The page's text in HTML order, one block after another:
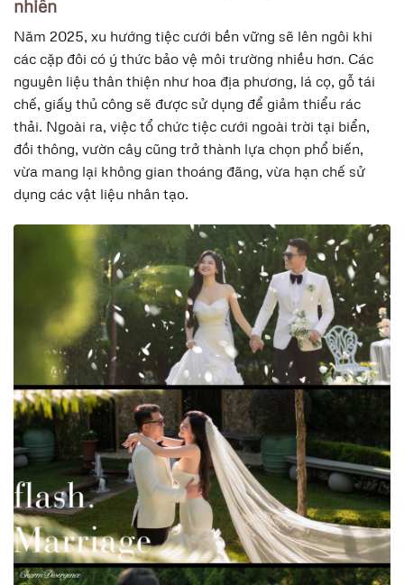
nhiên
Năm 2025, xu hướng tiệc cưới bền vững sẽ lên ngôi khi
các cặp đôi có ý thức bảo vệ môi trường nhiều hơn. Các
nguyên liệu thân thiện như hoa địa phương, lá cọ, gỗ tái
chế, giấy thủ công sẽ được sử dụng để giảm thiểu rác
thải. Ngoài ra, việc tổ chức tiệc cưới ngoài trời tại biển,
đồi thông, vườn cây cũng trở thành lựa chọn phổ biến,
vừa mang lại không gian thoáng đãng, vừa hạn chế sử
dụng các vật liệu nhân tạo.